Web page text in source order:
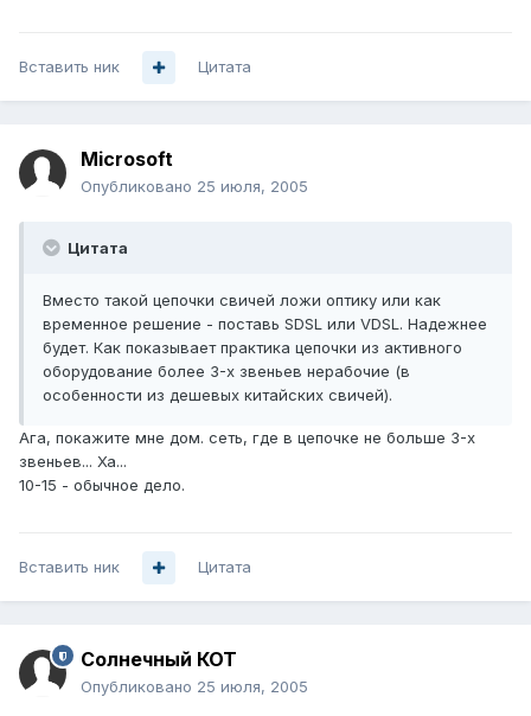
Вставить ник Цитата
Microsoft
Опубликовано 25 июля, 2005
Цитата
Вместо такой цепочки свичей ложи оптику или как
временное решение - поставь SDSL или VDSL. Надежнее
будет. Как показывает практика цепочки из активного
оборудование более 3-х звеньев нерабочие (в
особенности из дешевых китайских свичей).
Ага, покажите мне дом. сеть, где в цепочке не больше 3-х
звеньев... Ха...
10-15 - обычное дело.
Вставить ник Цитата
Солнечный КОТ
Опубликовано 25 июля, 2005